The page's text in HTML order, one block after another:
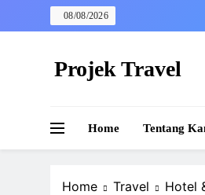
to
08/08/2026
Projek Travel
Home Tentang
Home Travel Hotel